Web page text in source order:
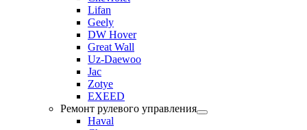
Lifan
Geely
DW Hover
Great Wall
Uz-Daewoo
Jac
Zotye
EXEED
Ремонт рулевого управления
Haval